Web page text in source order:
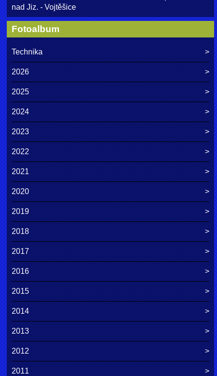
nad Jiz. - Vojtěšice
Fotoalbum
Technika
2026
2025
2024
2023
2022
2021
2020
2019
2018
2017
2016
2015
2014
2013
2012
2011